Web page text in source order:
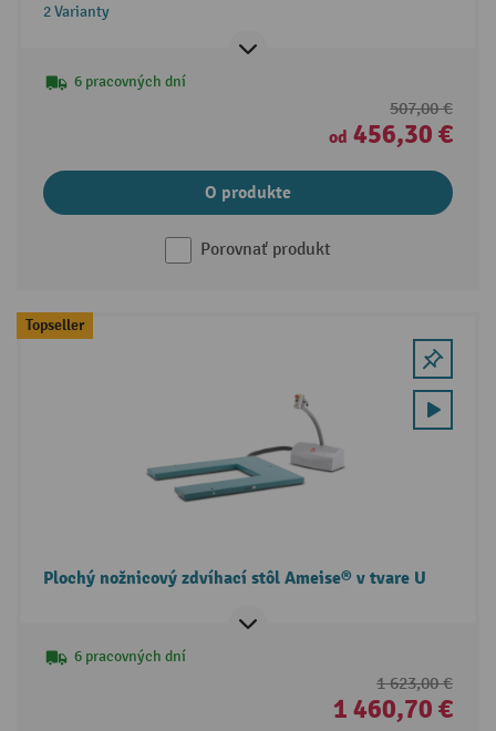
2 Varianty
6 pracovných dní
507,00 €
od 456,30 €
O produkte
Porovnať produkt
Topseller
Plochý nožnicový zdvíhací stôl Ameise® v tvare U
6 pracovných dní
1 623,00 €
1 460,70 €